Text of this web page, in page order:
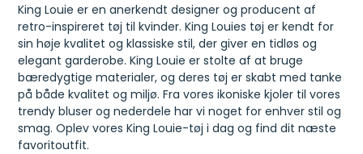
King Louie er en anerkendt designer og producent af
retro-inspireret tøj til kvinder. King Louies tøj er kendt for
sin høje kvalitet og klassiske stil, der giver en tidløs og
elegant garderobe. King Louie er stolte af at bruge
bæredygtige materialer, og deres tøj er skabt med tanke
på både kvalitet og miljø. Fra vores ikoniske kjoler til vores
trendy bluser og nederdele har vi noget for enhver stil og
smag. Oplev vores King Louie-tøj i dag og find dit næste
favoritoutfit.